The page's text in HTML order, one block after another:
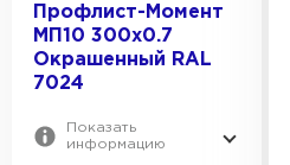
Профлист-Момент
МП10 300х0.7
Окрашенный RAL
7024
Показать
информацию